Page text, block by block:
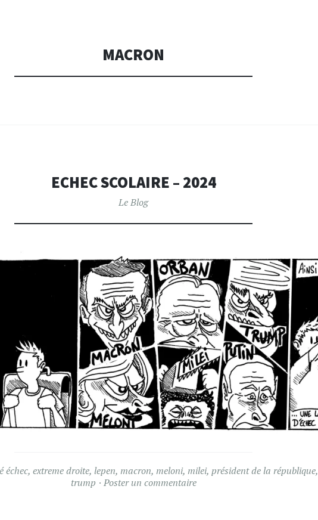
MACRON
ECHEC SCOLAIRE – 2024
Le Blog
échec, extreme droite, lepen, macron, meloni, milei, président de la république,
trump
Poster un commentaire